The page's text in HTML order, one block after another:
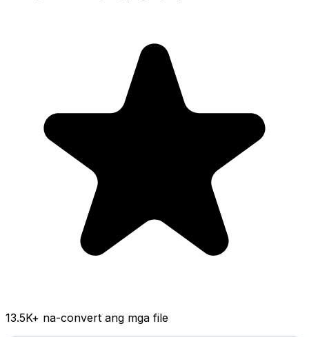
13.5K+ na-convert ang mga file